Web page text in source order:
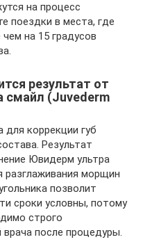
на процесс
поездки в места, где
на 15 градусов
результат от
смайл (Juvederm
коррекции губ
Результат
Ювидерм ультра
разглаживания морщин
позволит
сроки условны, потому
строго
после процедуры.